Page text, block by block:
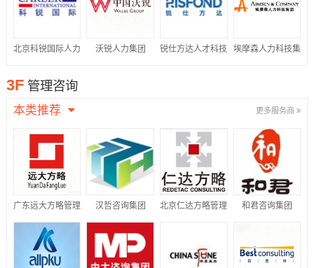
北京科锐国际人力 沃锐人力集团 锐仕方达人才科技 埃摩森人力科技集
3F 管理咨询
本类推荐 更多服务商
广东远大方略管理
咨询有限公司
汉哲咨询集团 北京仁达方略管理 和君咨询集团